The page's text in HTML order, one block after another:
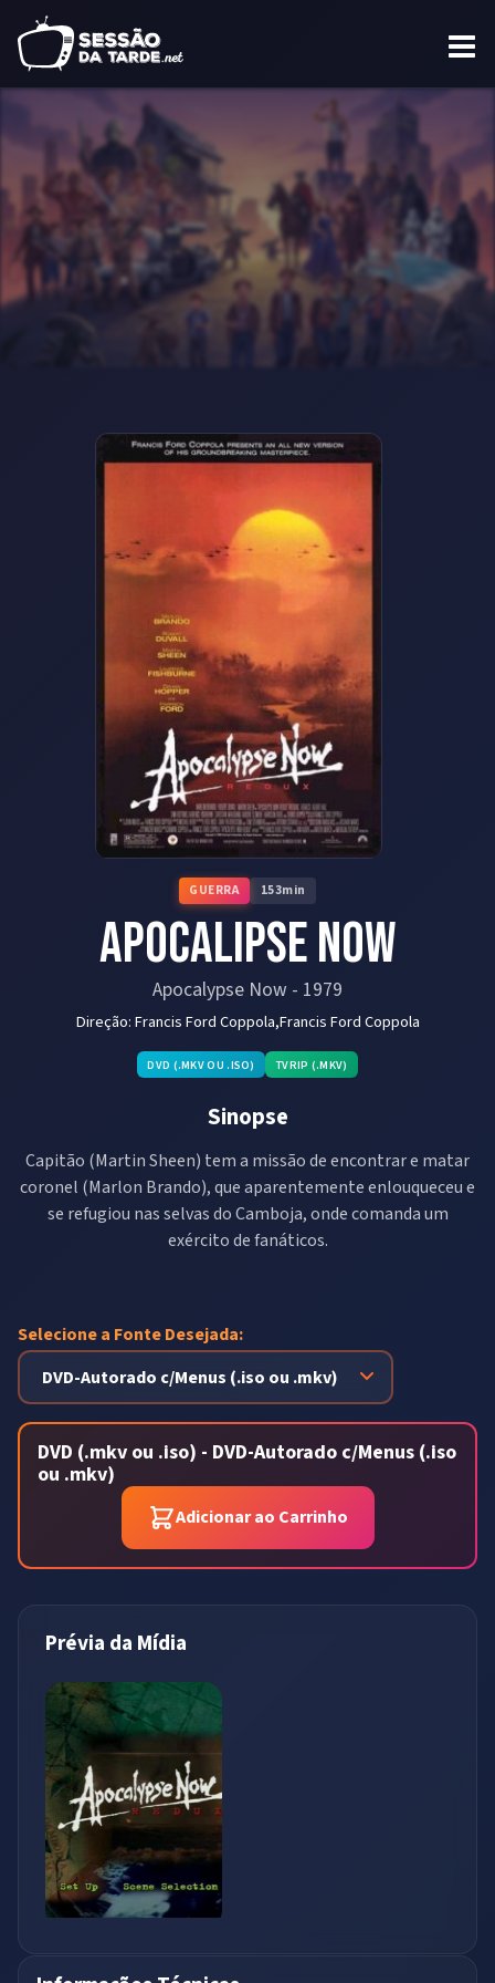
GUERRA 153min
Apocalipse Now
Apocalypse Now - 1979
Direção:Francis Ford Coppola,Francis Ford Coppola
DVD (.MKV OU .ISO) TVRIP (.MKV)
Sinopse
Capitão (Martin Sheen) tem a missão de encontrar e matar
coronel (Marlon Brando), que aparentemente enlouqueceu e
se refugiou nas selvas do Camboja, onde comanda um
exército de fanáticos.
Selecione a Fonte Desejada:
DVD (.mkv ou .iso) - DVD-Autorado c/Menus (.iso
ou .mkv)
Adicionar ao Carrinho
Prévia da Mídia